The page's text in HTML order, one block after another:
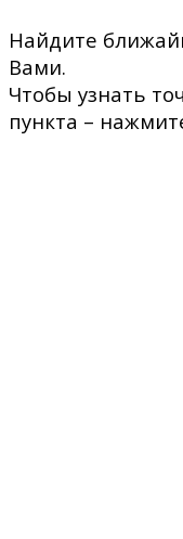
Найдите
Вами.
Чтобы узнать
пункта –